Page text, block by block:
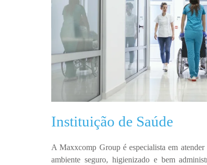
Instituição de Saúde
AMaxxcomp Group é especialista em atender
ambiente seguro, higienizado e bem